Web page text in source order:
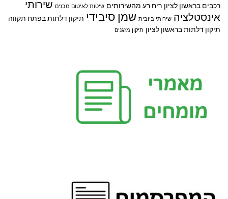
רכבים בראשון לציון ריח רע מהשירותים שיטות לאיטום מבנים שירותי
אינסטלציה שירותי ביובית שמן סיבידי תיקון דלתות בפתח תקווה
תיקון דלתות בראשון לציון תיקון מזגנים